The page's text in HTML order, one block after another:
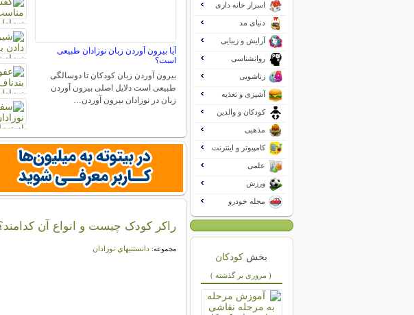
آیا بیرون آوردن زبان نوزادان طبیعی
است؟
بیرون آوردن زبان کودکان تا دوسالگی
طبیعی است دلایل اصلی بیرون آوردن
زبان در نوزادان بیرون آوردن…
راکر کودک چیست و انواع آن
مجموعه:دانستنيهاي نوزادان
اسرار خانه داری
دنیای مد
آرایش و زیبایی
روانشناسی
زناشویی
آشپزی و تغذیه
کودکان و والدین
مذهبی
کامپیوتر و اینترنت
علمی
ورزش
مجله خودرو
بخش کودکان
( مروری بر گذشته )